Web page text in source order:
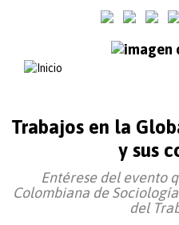
Trabajos en la
y sus
Entérese del evento
Colombiana de
del